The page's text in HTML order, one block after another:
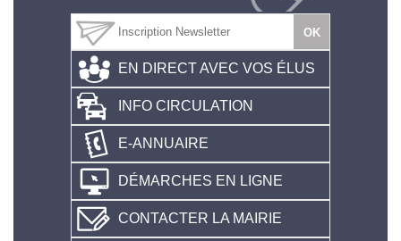
EN DIRECT AVEC VOS ÉLUS
INFO CIRCULATION
E-ANNUAIRE
DÉMARCHES EN LIGNE
CONTACTER LA MAIRIE